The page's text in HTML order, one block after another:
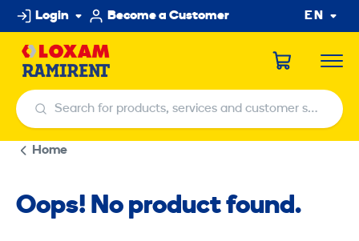
Skip
to
content
Login Become a Customer EN
Search for products, services and customer service centers
Search for products, services and customer service centers
Home
Oops! No product found.